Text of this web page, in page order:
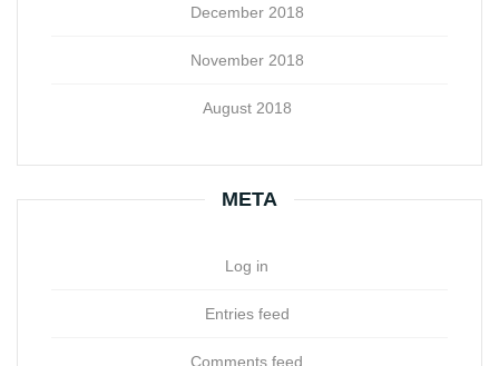
December 2018
November 2018
August 2018
META
Log in
Entries feed
Comments feed